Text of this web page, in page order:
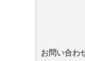
お問い合わ